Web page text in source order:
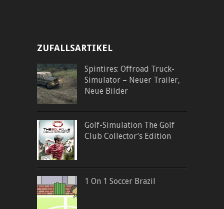
ZUFALLSARTIKEL
Spintires: Offroad Truck-
Simulator – Neuer Trailer,
Neue Bilder
Golf-Simulation The Golf
Club Collector’s Edition
1 On 1 Soccer Brazil